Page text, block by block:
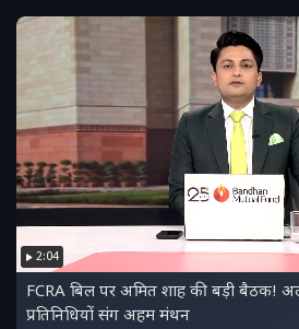
2:04
FCRA बिल पर अमित शाह की बड़ी बैठक!
प्रतिनिधियों संग अहम मंथन